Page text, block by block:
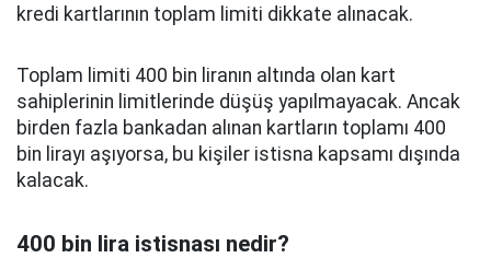
kredi kartlarının toplam limiti dikkate alınacak.
Toplam limiti 400 bin liranın altında olan kart
sahiplerinin limitlerinde düşüş yapılmayacak. Ancak
birden fazla bankadan alınan kartların toplamı 400
bin lirayı aşıyorsa, bu kişiler istisna kapsamı dışında
kalacak.
400 bin lira istisnası nedir?